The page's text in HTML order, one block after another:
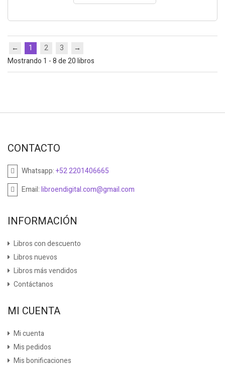
← 1 2 3
→
Mostrando 1 - 8 de 20 libros
CONTACTO
Whatsapp:+52 2201406665
Email:libroendigital.com@gmail.com
INFORMACIÓN
Libros con descuento
Libros nuevos
Libros más vendidos
Contáctanos
MI CUENTA
Mi cuenta
Mis pedidos
Mis bonificaciones